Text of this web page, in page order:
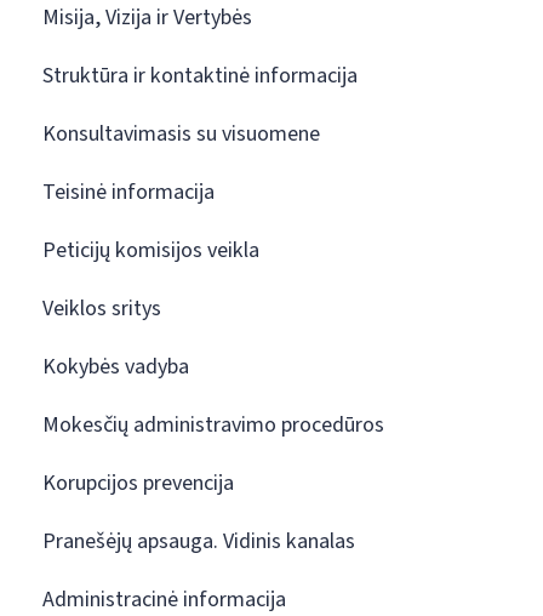
Misija, Vizija ir Vertybės
Struktūra ir kontaktinė informacija
Konsultavimasis su visuomene
Teisinė informacija
Peticijų komisijos veikla
Veiklos sritys
Kokybės vadyba
Mokesčių administravimo procedūros
Korupcijos prevencija
Pranešėjų apsauga. Vidinis kanalas
Administracinė informacija